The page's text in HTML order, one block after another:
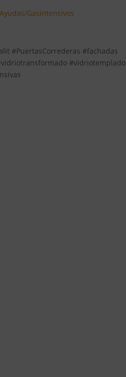
Gasintensivos
#PuertasCorrederas #fachadas
#vidriotemplado